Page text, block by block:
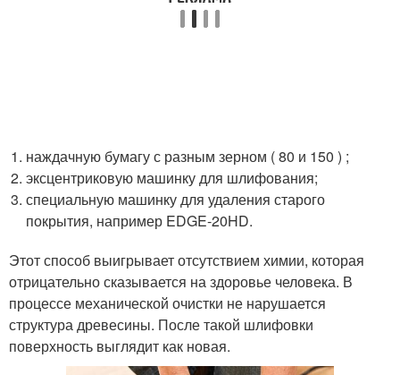
наждачную бумагу с разным зерном ( 80 и 150 ) ;
эксцентриковую машинку для шлифования;
специальную машинку для удаления старого
покрытия, например EDGE-20HD.
Этот способ выигрывает отсутствием химии, которая
отрицательно сказывается на здоровье человека. В
процессе механической очистки не нарушается
структура древесины. После такой шлифовки
поверхность выглядит как новая.